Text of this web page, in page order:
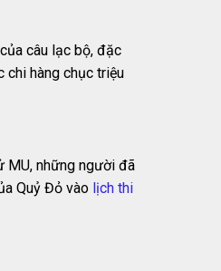
câu lạc bộ, đặc
chi hàng chục triệu
MU, những người đã
Quỷ Đỏ vào lịch thi